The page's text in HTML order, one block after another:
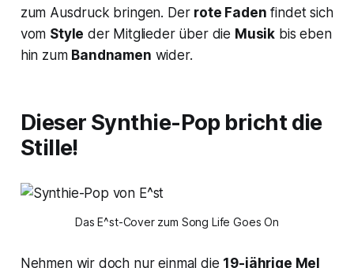
zum Ausdruck bringen. Der rote Faden findet sich
vom Style der Mitglieder über die Musik bis eben
hin zum Bandnamen wider.
Dieser Synthie-Pop bricht die
Stille!
Das E^st-Cover zum Song Life Goes On
Nehmen wir doch nur einmal die 19-jährige Mel